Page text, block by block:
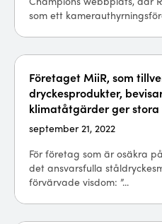
som ett
Företaget MiiR, som
dryckesprodukter,
klimatåtgärder ger
september 21, 2022
För företag som är osäkra
det ansvarsfulla
förvärvade visdom: ”...